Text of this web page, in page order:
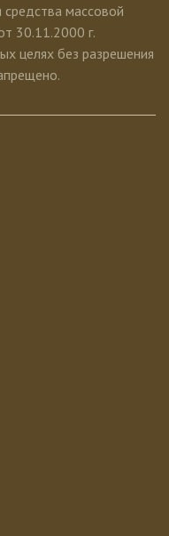
средства массовой
30.11.2000 г.
целях без разрешения